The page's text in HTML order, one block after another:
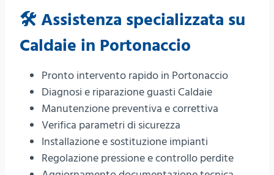
🛠️ Assistenza specializzata su
Caldaie in Portonaccio
Pronto intervento rapido in Portonaccio
Diagnosi e riparazione guasti Caldaie
Manutenzione preventiva e correttiva
Verifica parametri di sicurezza
Installazione e sostituzione impianti
Regolazione pressione e controllo perdite